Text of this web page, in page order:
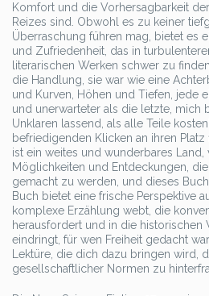
Komfort und die Vorhersagbarkeit
Reizes sind. Obwohl es zu keiner
Überraschung führen mag, bietet es
und Zufriedenheit, das in
literarischen Werken schwer zu
die Handlung, sie war wie eine
und Kurven, Höhen und Tiefen, jede
und unerwarteter als die letzte, mich
Unklaren lassend, als alle Teile
befriedigenden Klicken an ihren
ist ein weites und wunderbares
Möglichkeiten und Entdeckungen, die
gemacht zu werden, und dieses
Buch bietet eine frische Perspektive
komplexe Erzählung webt, die
herausfordert und in die historischen
eindringt, für wen Freiheit gedacht
Lektüre, die dich dazu bringen wird,
gesellschaftlicher Normen zu